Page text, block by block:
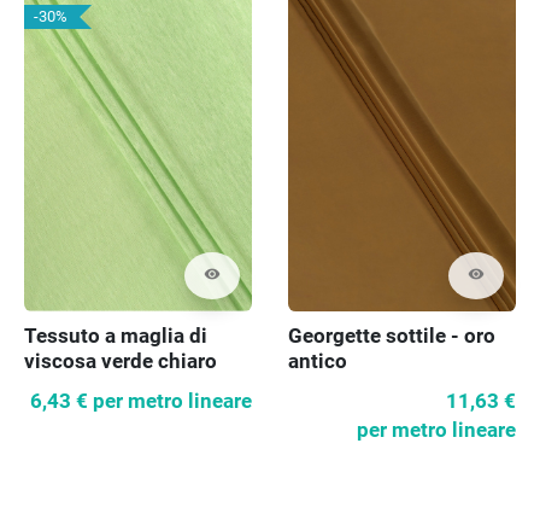
-30%
visibility
Tessuto a maglia di
viscosa verde chiaro
6,43 € per metro lineare
visibility
Georgette sottile - oro
antico
11,63 €
per metro lineare